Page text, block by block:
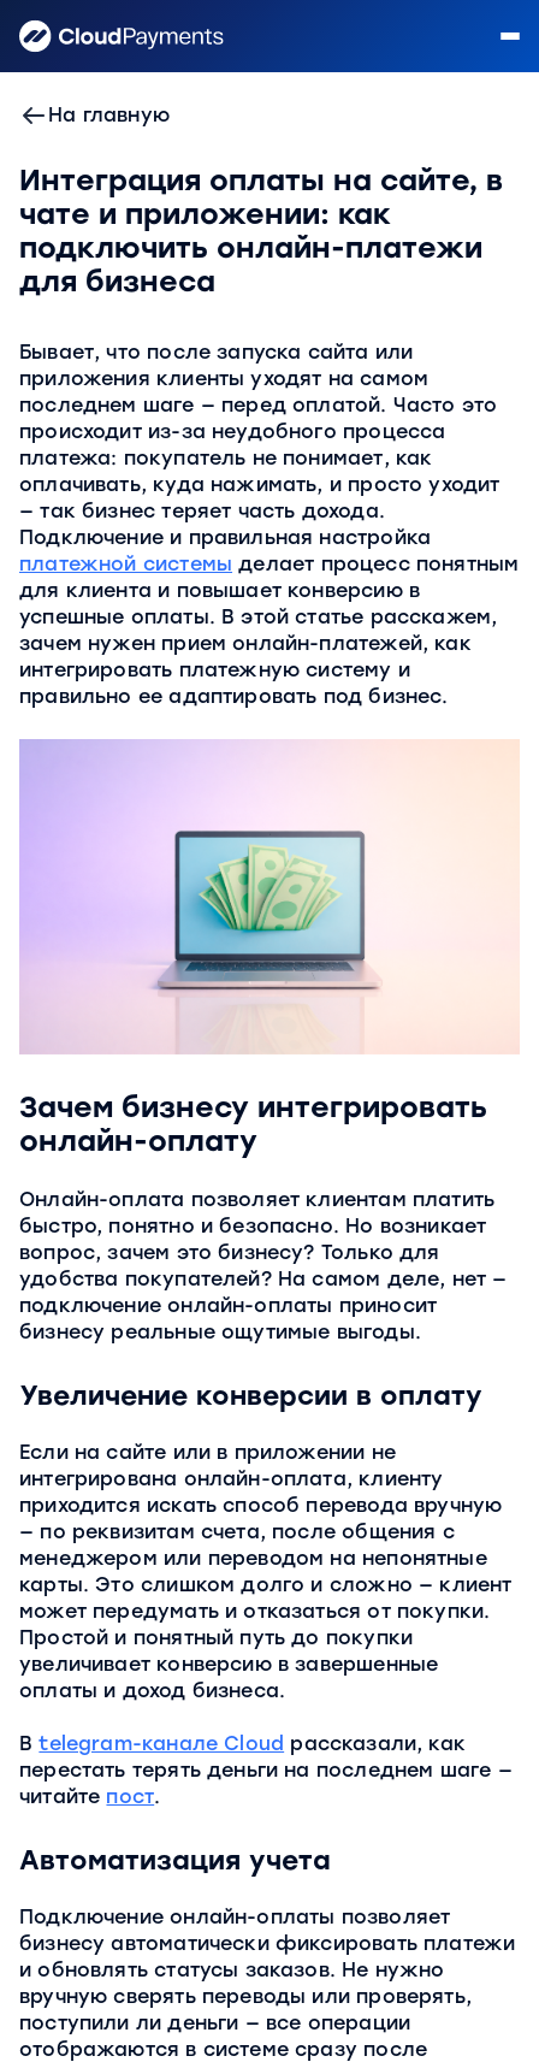
На главную
Интеграция оплаты на сайте, в
чате и приложении: как
подключить онлайн-платежи
для бизнеса
Бывает, что после запуска сайта или
приложения клиенты уходят на самом
последнем шаге — перед оплатой. Часто это
происходит из-за неудобного процесса
платежа: покупатель не понимает, как
оплачивать, куда нажимать, и просто уходит
— так бизнес теряет часть дохода.
Подключение и правильная настройка
платежной системы делает процесс понятным
для клиента и повышает конверсию в
успешные оплаты. В этой статье расскажем,
зачем нужен прием онлайн-платежей, как
интегрировать платежную систему и
правильно ее адаптировать под бизнес.
Зачем бизнесу интегрировать
онлайн-оплату
Онлайн-оплата позволяет клиентам платить
быстро, понятно и безопасно. Но возникает
вопрос, зачем это бизнесу? Только для
удобства покупателей? На самом деле, нет —
подключение онлайн-оплаты приносит
бизнесу реальные ощутимые выгоды.
Увеличение конверсии в оплату
Если на сайте или в приложении не
интегрирована онлайн-оплата, клиенту
приходится искать способ перевода вручную
— по реквизитам счета, после общения с
менеджером или переводом на непонятные
карты. Это слишком долго и сложно — клиент
может передумать и отказаться от покупки.
Простой и понятный путь до покупки
увеличивает конверсию в завершенные
оплаты и доход бизнеса.
Вtelegram-канале Cloud рассказали, как
перестать терять деньги на последнем шаге —
читайте пост.
Автоматизация учета
Подключение онлайн-оплаты позволяет
бизнесу автоматически фиксировать платежи
и обновлять статусы заказов. Не нужно
вручную сверять переводы или проверять,
поступили ли деньги — все операции
отображаются в системе сразу после